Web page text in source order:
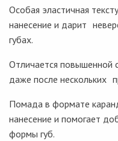
Особая эластичная
нанесение и дарит
губах.
Отличается повышенной
даже после нескольких
Помада в формате
нанесение и помогает
формы губ.